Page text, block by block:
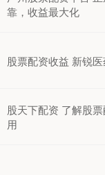
靠，收益最大化
股票配资收益 新锐
股天下配资 了解股
用